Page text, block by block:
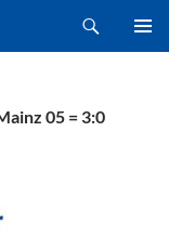
05 = 3:0